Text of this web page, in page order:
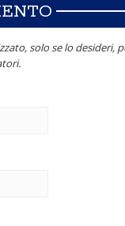
solo se lo desideri,